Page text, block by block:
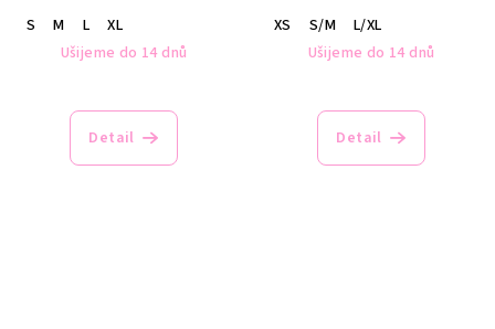
S
M L
XL
Ušijeme do 14 dnů
Detail
XS
S/M
L/XL
Ušijeme do 14 dnů
Detail